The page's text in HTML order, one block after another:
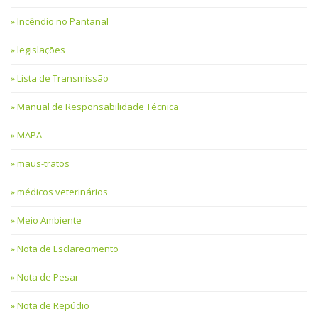
Incêndio no Pantanal
legislações
Lista de Transmissão
Manual de Responsabilidade Técnica
MAPA
maus-tratos
médicos veterinários
Meio Ambiente
Nota de Esclarecimento
Nota de Pesar
Nota de Repúdio